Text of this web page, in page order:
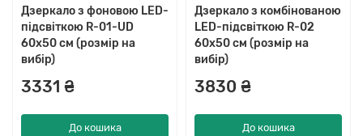
Дзеркало з фоновою LED-
підсвіткою R-01-UD
60x50 см (розмір на
вибір)
3331 ₴
До кошика
Дзеркало з комбінованою
LED-підсвіткою R-02
60x50 см (розмір на
вибір)
3830 ₴
До кошика